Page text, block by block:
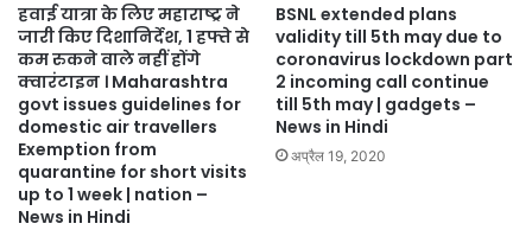
हवाई यात्रा के लिए महाराष्ट्र ने
जारी किए दिशानिर्देश, 1 हफ्ते से
कम रुकने वाले नहीं होंगे
क्वारंटाइन । Maharashtra
govt issues guidelines for
domestic air travellers
Exemption from
quarantine for short visits
up to 1 week | nation –
News in Hindi
BSNL extended plans
validity till 5th may due to
coronavirus lockdown part
2 incoming call continue
till 5th may | gadgets –
News in Hindi
अप्रैल 19, 2020